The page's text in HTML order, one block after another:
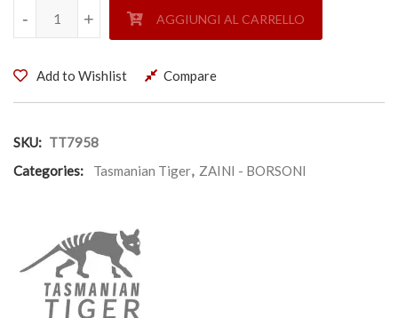
BORSA DA CABINA - TASMANIAN TIGER quantità
+
- +
- AGGIUNGI AL CARRELLO
Add to Wishlist Compare
SKU: TT7958
Categories:
Tasmanian Tiger, ZAINI - BORSONI